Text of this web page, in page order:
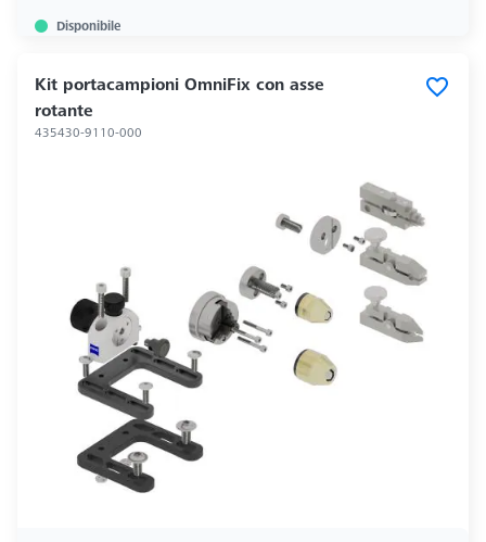
Disponibile
Kit portacampioni OmniFix con asse
rotante
435430-9110-000